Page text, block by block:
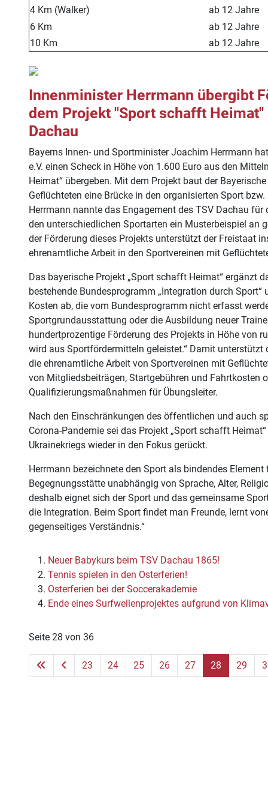
4 Km (Walker)
ab 12 Jahre
6 Km
ab 12 Jahre
10 Km
ab 12 Jahre
Innenminister Herrmann übergibt
dem Projekt "Sport schafft Heimat"
Dachau
Bayerns Innen- und Sportminister Joachim Herrmann
e.V. einen Scheck in Höhe von 1.600 Euro aus den
Heimat“ übergeben. Mit dem Projekt baut der
Geflüchteten eine Brücke in den organisierten Sport
Herrmann nannte das Engagement des TSV Dachau
den unterschiedlichen Sportarten ein Musterbeispiel an
der Förderung dieses Projekts unterstützt der Freistaat
ehrenamtliche Arbeit in den Sportvereinen mit
Das bayerische Projekt „Sport schafft Heimat“ ergänzt
bestehende Bundesprogramm „Integration durch Sport“
Kosten ab, die vom Bundesprogramm nicht erfasst
Sportgrundausstattung oder die Ausbildung neuer
hundertprozentige Förderung des Projekts in Höhe von
wird aus Sportfördermitteln geleistet.“ Damit unterstützt
die ehrenamtliche Arbeit von Sportvereinen mit
von Mitgliedsbeiträgen, Startgebühren und Fahrtkosten
Qualifizierungsmaßnahmen für Übungsleiter.
Nach den Einschränkungen des öffentlichen und auch
Corona-Pandemie sei das Projekt „Sport schafft
Ukrainekriegs wieder in den Fokus gerückt.
Herrmann bezeichnete den Sport als bindendes
Begegnungsstätte unabhängig von Sprache, Alter,
deshalb eignet sich der Sport und das gemeinsame
die Integration. Beim Sport findet man Freunde, lernt
gegenseitiges Verständnis.“
Neuer Babykurs beim TSV Dachau 1865!
Tennis spielen in den Osterferien!
Osterferien bei der Soccerakademie
Ende eines Surfwellenprojektes aufgrund von
Seite 28 von 36
23 24 25 26 27 28 29